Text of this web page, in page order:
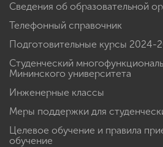
Сведения об образовательной
Телефонный справочник
Подготовительные курсы 2024-
Студенческий
Мининского университета
Инженерные классы
Меры поддержки для
Целевое обучение и правила
обучение